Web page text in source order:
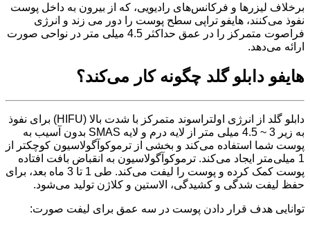
برخلاف لیزرها و فرکانس‌های رادیویی، که از بیرون به داخل پوست
نفوذ می‌کنند، هایفو تراپی سطح پوست را دور می زند و انرژی
فراصوت متمرکز را در عمق حداکثر 4.5 میلی متر در نواحی صورت
ارائه می‌دهد.
هایفو دابلو گلد چگونه کار می‌کند؟
دابلو گلد از انرژی اولتراسوند متمرکز با شدت بالا (HIFU) برای نفوذ
به زیر 3 ~ 4.5 میلی متر از لایه درم و لایه SMAS بدون آسیب به
پوست شما استفاده می‌کند و بخشی از ترموکوآگولاسیون کوچکتر از
1 میلی‌متر ایجاد می‌کند. ترموکوآگولاسیون به انقباض بافت افتاده
پوست کمک کرده و پوست را لیفت می‌کند. طی 1 تا 3 ماه بعد، برای
حفظ لیفت شدگی و کشیدگی، الاستین و کلاژن تولید می‌شود.
توانایی هدف قرار دادن پوست در سه عمق برای لیفت صورت: